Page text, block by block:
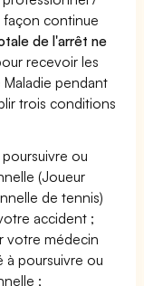
continue
de l'arrêt ne
recevoir les
pendant
trois conditions
ou
(Joueur
de tennis)
accident ;
votre médecin
poursuivre ou
;